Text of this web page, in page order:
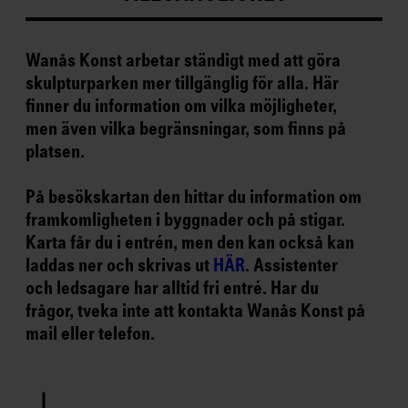
Wanås Konst arbetar ständigt med att göra
skulpturparken mer tillgänglig för alla. Här
finner du information om vilka möjligheter,
men även vilka begränsningar, som finns på
platsen.
På besökskartan den hittar du information om
framkomligheten i byggnader och på stigar.
Karta får du i entrén, men den kan också kan
laddas ner och skrivas ut HÄR. Assistenter
och ledsagare har alltid fri entré. Har du
frågor, tveka inte att kontakta Wanås Konst på
mail eller telefon.